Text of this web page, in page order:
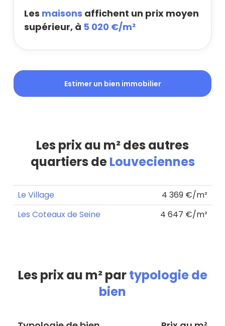
Les maisons affichent un prix moyen
supérieur, à 5 020 €/m²
Estimer un bien immobilier
Les prix au m² des autres
quartiers deLouveciennes
Le Village
4 369 €/m²
Les Coteaux de Seine
4 647 €/m²
Les prix au m² partypologie de
bien